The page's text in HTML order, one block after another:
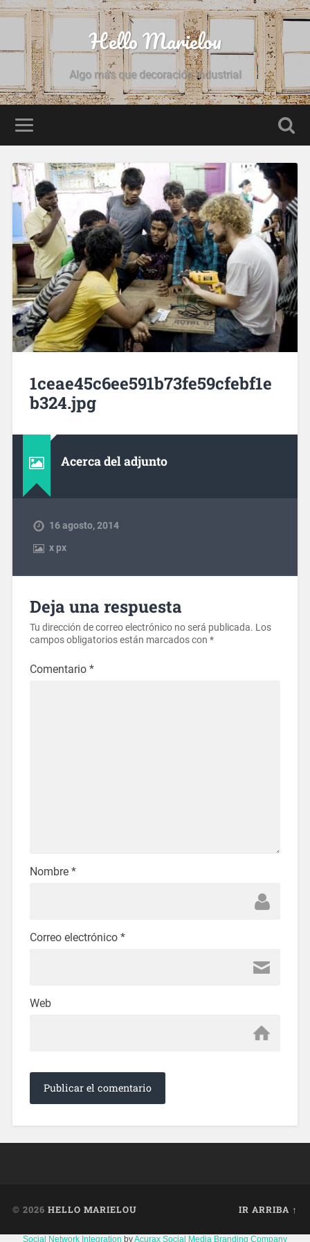
Hello Marielou
Algo más que decoración industrial
1ceae45c6ee591b73fe59cfebf1e
b324.jpg
Acerca del adjunto
16 agosto, 2014
xpx
Deja una respuesta
Tu dirección de correo electrónico no será publicada. Los
campos obligatorios están marcados con *
Comentario *
Nombre *
Correo electrónico *
Web
© 2026 HELLO MARIELOU IR ARRIBA ↑
Social Network Integration byAcurax Social Media Branding Company